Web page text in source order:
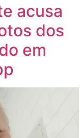
acusa
dos
em